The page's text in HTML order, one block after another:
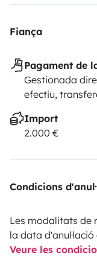
Fiança
Pagament de
Gestionada
efectiu,
Import
2.000 €
Condicions
Les modalitats de
la data
Veure les